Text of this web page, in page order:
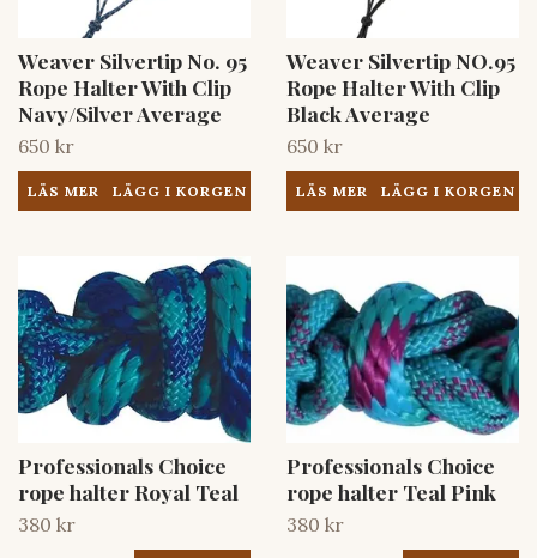
Weaver Silvertip No. 95
Rope Halter With Clip
Navy/Silver Average
650 kr
LÄS MER
Weaver Silvertip NO.95
Rope Halter With Clip
Black Average
650 kr
LÄS MER
Professionals Choice
rope halter Royal Teal
380 kr
Professionals Choice
rope halter Teal Pink
380 kr